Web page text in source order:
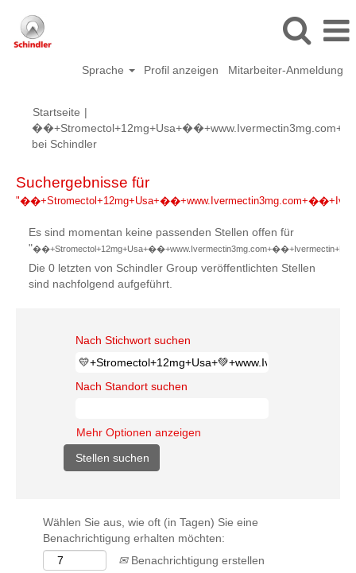
Sprache Profil anzeigen Mitarbeiter-Anmeldung
Startseite |
bei Schindler(aktuelle
Suchergebnisse für
Es sind momentan keine passenden Stellen offen für
"
Die 0 letzten von Schindler Group veröffentlichten Stellen
sind nachfolgend aufgeführt.
Nach Stichwort suchen
Nach Standort suchen
Mehr Optionen anzeigen
Wählen Sie aus, wie oft (in Tagen) Sie eine
Benachrichtigung erhalten möchten:
Benachrichtigung erstellen